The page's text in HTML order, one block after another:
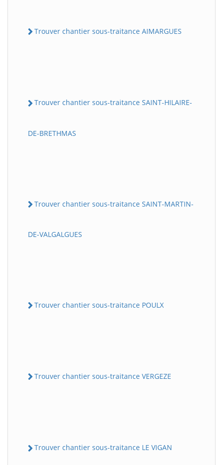
Trouver chantier sous-traitance AIMARGUES
Trouver chantier sous-traitance SAINT-HILAIRE-
DE-BRETHMAS
Trouver chantier sous-traitance SAINT-MARTIN-
DE-VALGALGUES
Trouver chantier sous-traitance POULX
Trouver chantier sous-traitance VERGEZE
Trouver chantier sous-traitance LE VIGAN